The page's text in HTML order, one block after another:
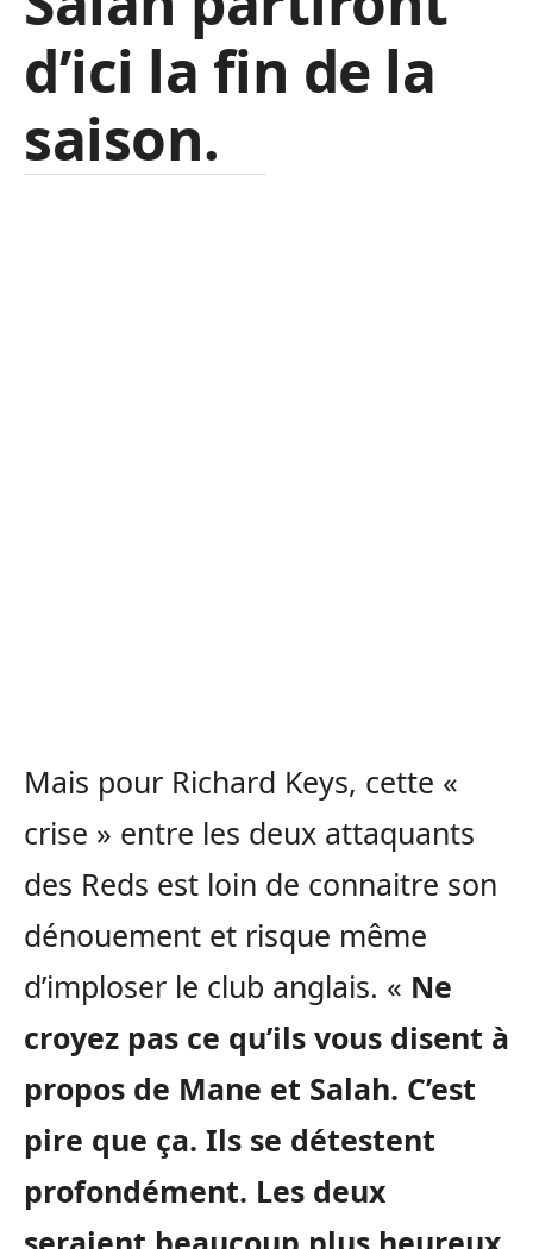
d’ici la fin de la
saison.
Mais pour Richard Keys, cette «
crise » entre les deux attaquants
des Reds est loin de connaitre son
dénouement et risque même
d’imploser le club anglais. « Ne
croyez pas ce qu’ils vous disent à
propos de Mane et Salah. C’est
pire que ça. Ils se détestent
profondément. Les deux